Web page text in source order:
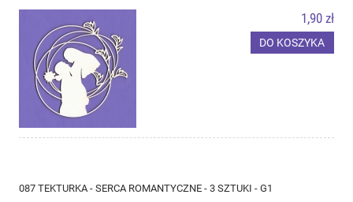
1,90 zł
DO KOSZYKA
087 TEKTURKA - SERCA ROMANTYCZNE - 3 SZTUKI - G1